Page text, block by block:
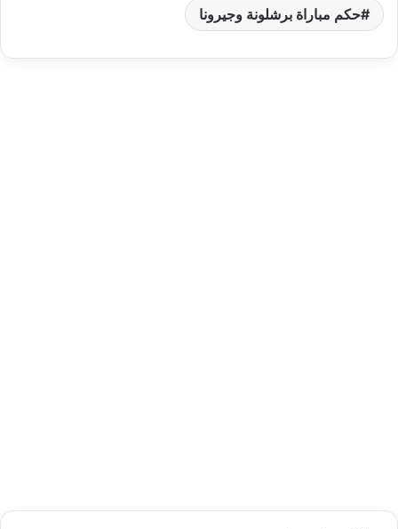
حكم مباراة برشلونة وجيرونا